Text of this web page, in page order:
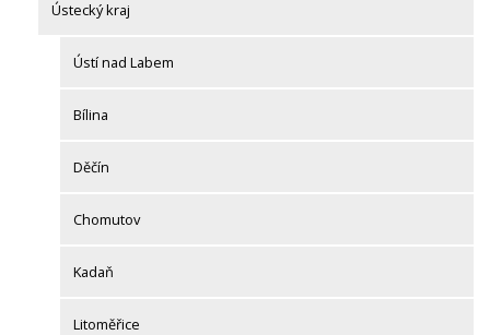
Ústecký kraj
Ústí nad Labem
Bílina
Děčín
Chomutov
Kadaň
Litoměřice